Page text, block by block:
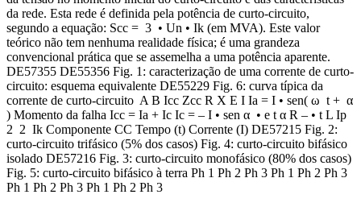
da rede. Esta rede é definida pela potência de curto-circuito,
segundo a equação: Scc = 3 • Un • Ik (em MVA). Este valor
teórico não tem nenhuma realidade física; é uma grandeza
convencional prática que se assemelha a uma potência aparente.
DE57355 DE55356 Fig. 1: caracterização de uma corrente de curto-
circuito: esquema equivalente DE55229 Fig. 6: curva típica da
corrente de curto-circuito A B Icc Zcc R X E I Ia = I • sen( ω t + α
) Momento da falha Icc = Ia + Ic Ic = – I • sen α • e t α R – • t L Ip
2 2 Ik Componente CC Tempo (t) Corrente (I) DE57215 Fig. 2:
curto-circuito trifásico (5% dos casos) Fig. 4: curto-circuito bifásico
isolado DE57216 Fig. 3: curto-circuito monofásico (80% dos casos)
Fig. 5: curto-circuito bifásico à terra Ph 1 Ph 2 Ph 3 Ph 1 Ph 2 Ph 3
Ph 1 Ph 2 Ph 3 Ph 1 Ph 2 Ph 3